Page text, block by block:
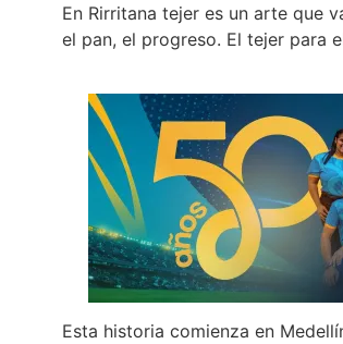
En Rirritana tejer es un arte que
el pan, el progreso. El tejer para
Esta historia comienza en